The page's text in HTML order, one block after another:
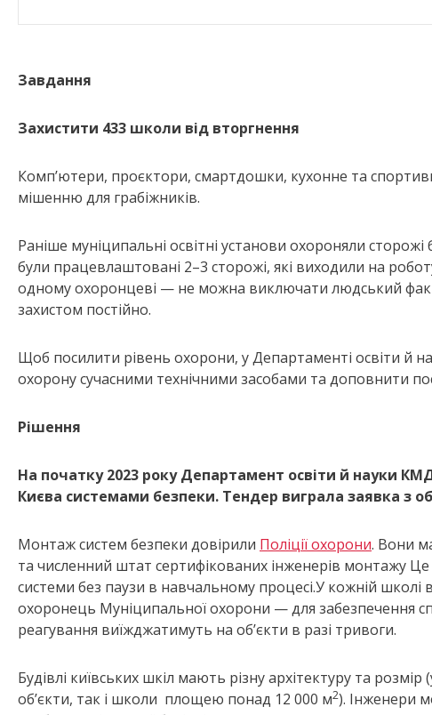
Завдання
Захистити 433 школи від вторгнення
Компʼютери, проєктори, смартдошки, кухонне та
мішенню для грабіжників.
Раніше муніципальні освітні установи охороняли сторожі
були працевлаштовані 2–3 сторожі, які виходили на
одному охоронцеві — не можна виключати людський
захистом постійно.
Щоб посилити рівень охорони, у Департаменті освіти й
охорону сучасними технічними засобами та доповнити
Рішення
На початку 2023 рокуДепартамент освіти й науки
Києва системами безпеки. Тендер виграла заявка з
Монтаж систем безпеки довірили Поліції охорони. Вони
та численний штат сертифікованих інженерів монтажу
системи без паузи в навчальному процесі.У кожній
охоронець Муніципальної охорони — для забезпечення
реагування виїжджатимуть на обʼєкти в разі тривоги.
Будівлі київських шкіл мають різну архітектуру та
об’єкти, так і школи площею понад 12 000 м2). Інженери